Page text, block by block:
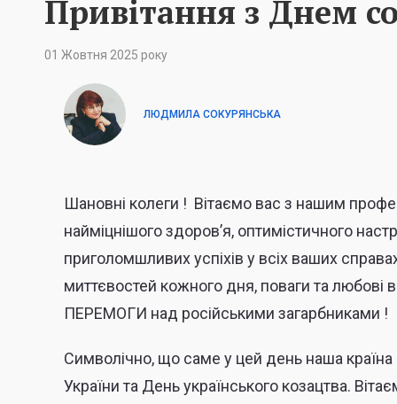
Привітання з Днем
01 Жовтня 2025 року
ЛЮДМИЛА СОКУРЯНСЬКА
Шановні колеги ! Вітаємо вас з нашим
найміцнішого здоров’я, оптимістичного
приголомшливих успіхів у всіх ваших
миттєвостей кожного дня, поваги та любові
ПЕРЕМОГИ над російськими загарбниками !
Символічно, що саме у цей день наша
України та День українського козацтва.